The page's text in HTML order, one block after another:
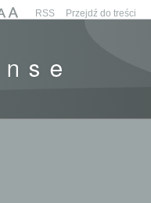
RSS Przejdź do treści